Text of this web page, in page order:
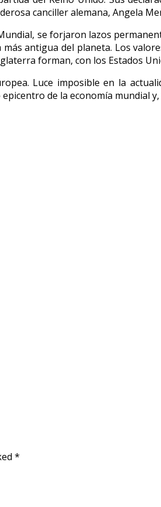
canciller alemana, Angela
se forjaron lazos
antigua del planeta. Los
forman, con los Estados
Luce imposible en la
de la economía mundial
*